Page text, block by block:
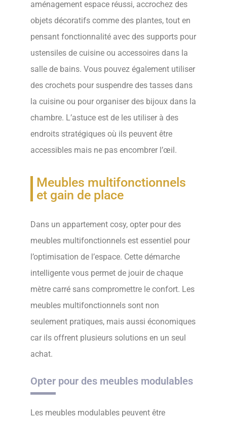
aménagement espace réussi, accrochez des
objets décoratifs comme des plantes, tout en
pensant fonctionnalité avec des supports pour
ustensiles de cuisine ou accessoires dans la
salle de bains. Vous pouvez également utiliser
des crochets pour suspendre des tasses dans
la cuisine ou pour organiser des bijoux dans la
chambre. L’astuce est de les utiliser à des
endroits stratégiques où ils peuvent être
accessibles mais ne pas encombrer l’œil.
Meubles multifonctionnels
et gain de place
Dans un appartement cosy, opter pour des
meubles multifonctionnels est essentiel pour
l’optimisation de l’espace. Cette démarche
intelligente vous permet de jouir de chaque
mètre carré sans compromettre le confort. Les
meubles multifonctionnels sont non
seulement pratiques, mais aussi économiques
car ils offrent plusieurs solutions en un seul
achat.
Opter pour des meubles modulables
Les meubles modulables peuvent être